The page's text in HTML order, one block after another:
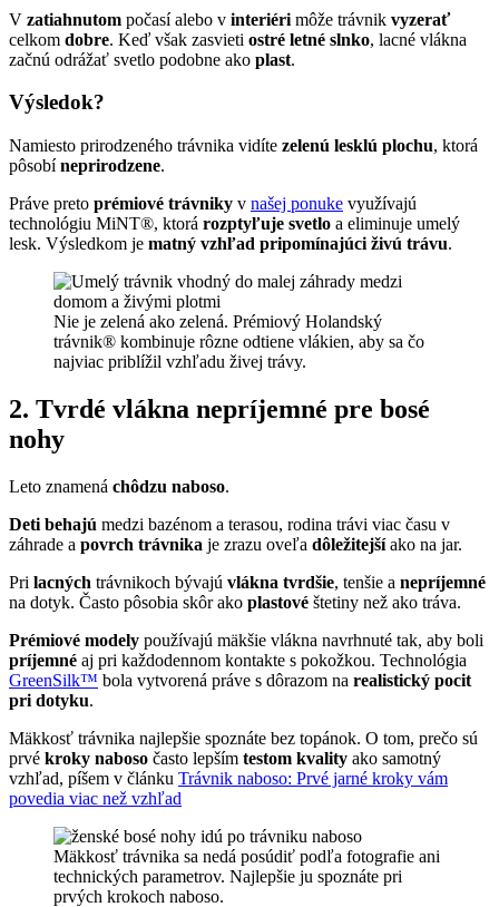
V zatiahnutom počasí alebo v interiéri môže trávnik vyzerať
celkom dobre. Keď však zasvieti ostré letné slnko, lacné vlákna
začnú odrážať svetlo podobne ako plast.
Výsledok?
Namiesto prirodzeného trávnika vidíte zelenú lesklú plochu, ktorá
pôsobíneprirodzene.
Práve preto prémiové trávniky v našej ponuke využívajú
technológiu MiNT®, ktorá rozptyľuje svetlo a eliminuje umelý
lesk. Výsledkom je matný vzhľad pripomínajúci živú trávu.
Nie je zelená ako zelená. Prémiový Holandský
trávnik® kombinuje rôzne odtiene vlákien, aby sa čo
najviac priblížil vzhľadu živej trávy.
2. Tvrdé vlákna nepríjemné pre bosé
nohy
Leto znamená chôdzu naboso.
Deti behajú medzi bazénom a terasou, rodina trávi viac času v
záhrade a povrch trávnika je zrazu oveľa dôležitejšíako na jar.
Pri lacných trávnikoch bývajú vlákna tvrdšie, tenšie a nepríjemné
na dotyk. Často pôsobia skôr ako plastové štetiny než ako tráva.
Prémiové modely používajú mäkšie vlákna navrhnuté tak, aby boli
príjemné aj pri každodennom kontakte s pokožkou. Technológia
GreenSilk™ bola vytvorená práve s dôrazom na realistický pocit
pri dotyku.
Mäkkosť trávnika najlepšie spoznáte bez topánok. O tom, prečo sú
prvé kroky naboso často lepším testom kvality ako samotný
vzhľad, píšem v článku Trávnik naboso: Prvé jarné kroky vám
povedia viac než vzhľad
Mäkkosť trávnika sa nedá posúdiť podľa fotografie ani
technických parametrov. Najlepšie ju spoznáte pri
prvých krokoch naboso.